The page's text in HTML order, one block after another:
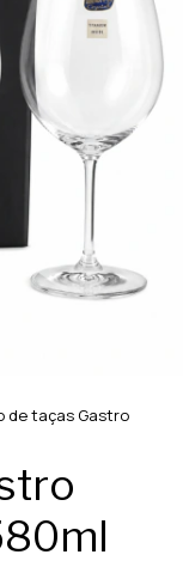
de taças Gastro